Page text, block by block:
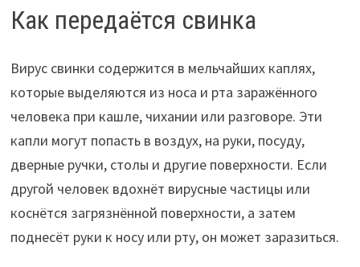
Как передаётся свинка
Вирус свинки содержится в мельчайших каплях,
которые выделяются из носа и рта заражённого
человека при кашле, чихании или разговоре. Эти
капли могут попасть в воздух, на руки, посуду,
дверные ручки, столы и другие поверхности. Если
другой человек вдохнёт вирусные частицы или
коснётся загрязнённой поверхности, а затем
поднесёт руки к носу или рту, он может заразиться.